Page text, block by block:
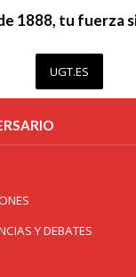
1888, tu fuerza
UGT.ES
Y DEBATES